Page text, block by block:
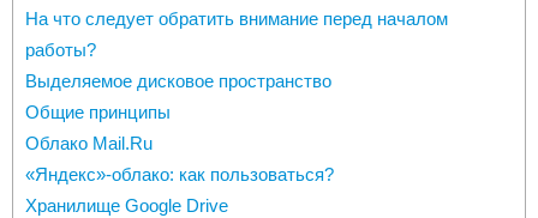
На что следует обратить внимание перед началом
работы?
Выделяемое дисковое пространство
Общие принципы
Облако Mail.Ru
«Яндекс»-облако: как пользоваться?
Хранилище Google Drive